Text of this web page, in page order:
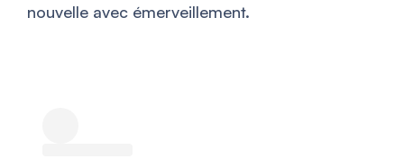
nouvelle avec émerveillement.